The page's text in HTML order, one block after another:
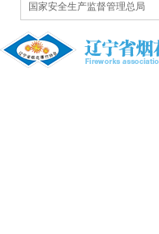
国家安全生产监督管理总局